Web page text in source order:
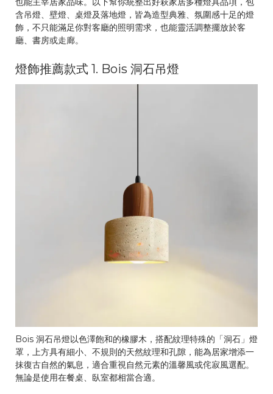
含吊燈、壁燈、桌燈及落地燈，皆為造型典雅、氛圍感十足的燈
飾，不只能滿足你對客廳的照明需求，也能靈活調整擺放於客
廳、書房或走廊。
燈飾推薦款式 1. Bois 洞石吊燈
Bois 洞石吊燈以色澤飽和的橡膠木，搭配紋理特殊的「洞石」燈
罩，上方具有細小、不規則的天然紋理和孔隙，能為居家增添一
抹復古自然的氣息，適合重視自然元素的溫馨風或侘寂風選配。
無論是使用在餐桌、臥室都相當合適。